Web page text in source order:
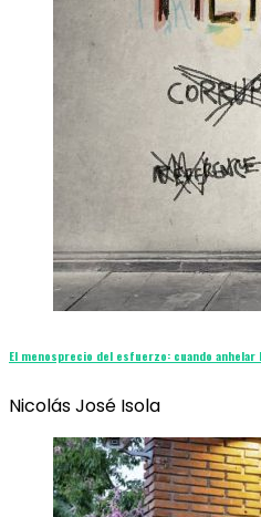
El menosprecio del esfuerzo: cuando
Nicolás José Isola